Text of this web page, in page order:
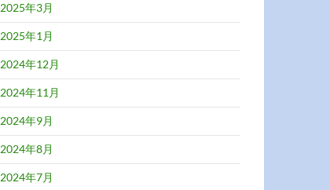
2025年3月
2025年1月
2024年12月
2024年11月
2024年9月
2024年8月
2024年7月